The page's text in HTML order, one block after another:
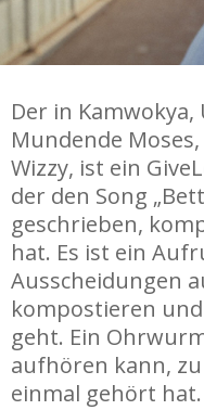
Der in
Mundende
Wizzy, ist ein
der den Song
geschrieben,
hat. Es ist ein
Ausscheidungen
kompostieren und
geht. Ein
aufhören kann,
einmal gehört hat.